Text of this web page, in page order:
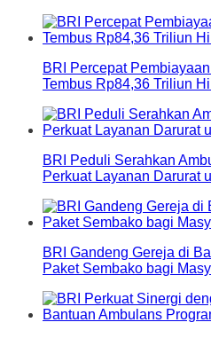
BRI Percepat
Tembus Rp84,36 Triliun
BRI Peduli Serahkan
Perkuat Layanan Darurat
BRI Gandeng Gereja di
Paket Sembako bagi